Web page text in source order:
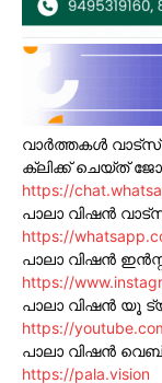
വാർത്തകൾ വാട്സ്
ക്ലിക്ക് ചെയ്ത്
https://
പാലാ വിഷൻ
https://
പാലാ വിഷൻ
https://
പാലാ വിഷൻ യൂ
https://
പാലാ വിഷൻ
https://pala.vision